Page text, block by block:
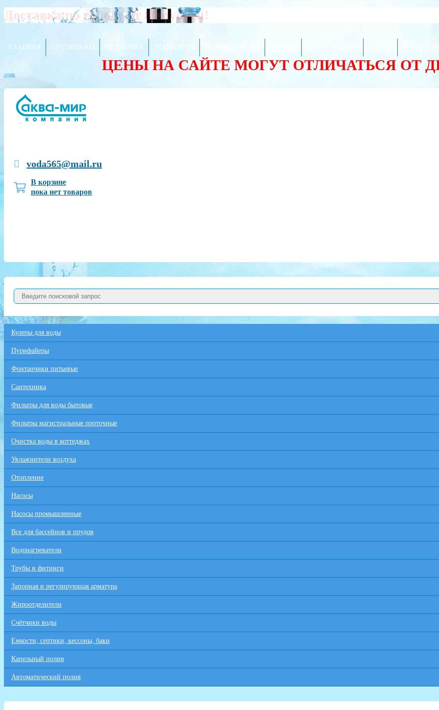
Доставка по городу от 80 рублей!
ГЛАВНАЯ ОПТОВИКАМ РАССРОЧКА РЕКВИЗИТЫ
ЦЕНЫ НА САЙТЕ МОГУТ ОТЛИЧАТЬСЯ ОТ
voda565@mail.ru
В корзине
пока нет товаров
Кулеры для воды
Пурифайеры
Фонтанчики питьевые
Сантехника
Фильтры для воды бытовые
Фильтры магистральные проточные
Очистка воды в коттеджах
Увлажнители воздуха
Отопление
Насосы
Насосы промышленные
Все для бaссейнов и прудов
Водонагреватели
Трубы и фитинги
Запорная и регулирующая арматура
Жироотделители
Счётчики воды
Емкости, септики, кессоны, баки
Капельный полив
Автоматический полив